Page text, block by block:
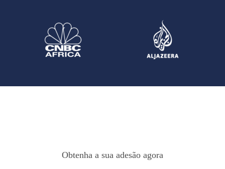
Obtenha a sua adesão agora